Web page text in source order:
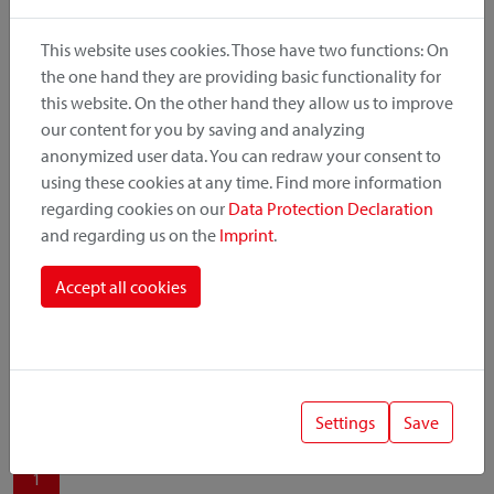
produit, le point de montage et le système de fixation.
Catégorie de produit
Position de montage
Système de fixation
1
This website uses cookies. Those have two functions: On
the one hand they are providing basic functionality for
this website. On the other hand they allow us to improve
our content for you by saving and analyzing
anonymized user data. You can redraw your consent to
using these cookies at any time. Find more information
regarding cookies on our Data Protection Declaration
and regarding us on the Imprint.
Accept all cookies
Settings Save